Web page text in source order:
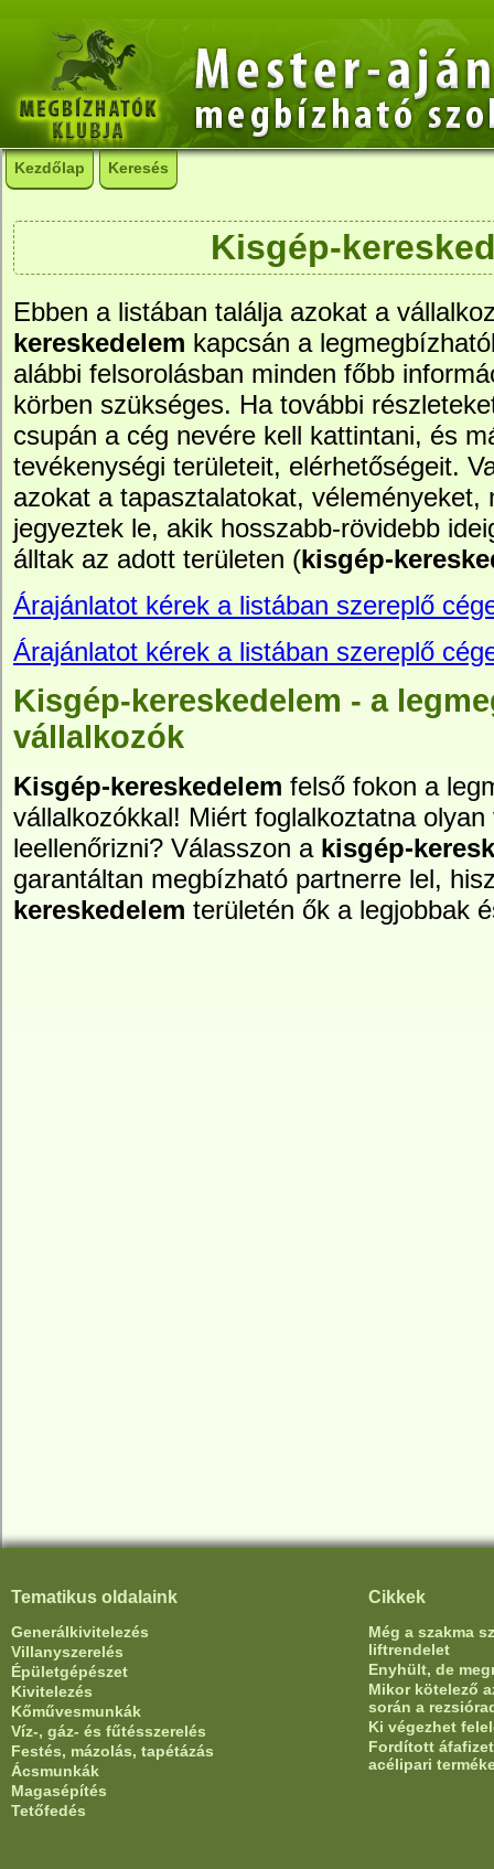
Kezdőlap Keresés
Kisgép-
Ebben a listában találja azokat a
kereskedelem kapcsán a
alábbi felsorolásban minden főbb
körben szükséges. Ha további
csupán a cég nevére kell kattintani, és
tevékenységi területeit, elérhetőségeit.
azokat a tapasztalatokat, véleményeket,
jegyeztek le, akik hosszabb-rövidebb
álltak az adott területen (kisgép-
Árajánlatot kérek a listában szereplő
Árajánlatot kérek a listában szereplő
Kisgép-kereskedelem - a
vállalkozók
Kisgép-kereskedelem felső fokon a
vállalkozókkal! Miért foglalkoztatna
leellenőrizni? Válasszon a kisgép-
garantáltan megbízható partnerre lel,
kereskedelem területén ők a legjobbak
Tematikus oldalaink
Generálkivitelezés
Villanyszerelés
Épületgépészet
Kivitelezés
Kőművesmunkák
Víz-, gáz- és fűtésszerelés
Festés, mázolás, tapétázás
Ácsmunkák
Magasépítés
Tetőfedés
Cikkek
Még a szakma
liftrendelet
Enyhült, de
Mikor kötelező
során a
Ki végezhet
Fordított
acélipari